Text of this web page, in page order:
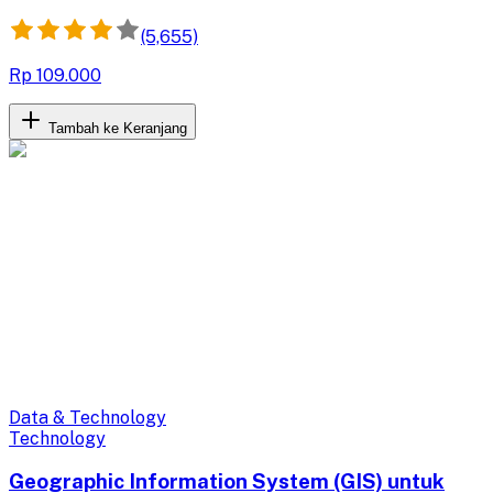
(5,655)
Rp 109.000
Tambah ke Keranjang
Data & Technology
Technology
Geographic Information System (GIS) untuk